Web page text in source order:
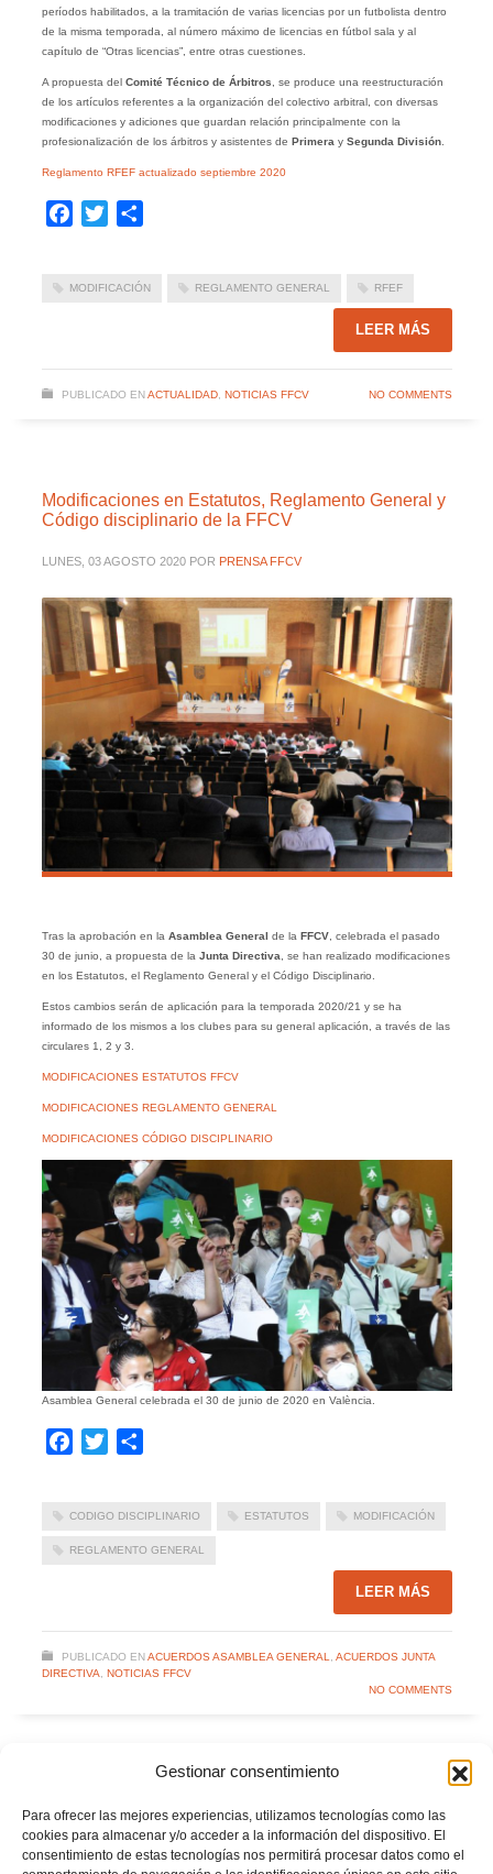
Gestionar consentimiento
Para ofrecer las mejores experiencias, utilizamos tecnologías como las
cookies para almacenar y/o acceder a la información del dispositivo. El
consentimiento de estas tecnologías nos permitirá procesar datos como el
períodos habilitados, a la tramitación de varias licencias por un futbolista dentro
de la misma temporada, al número máximo de licencias en fútbol sala y al
capítulo de “Otras licencias”, entre otras cuestiones.
A propuesta del Comité Técnico de Árbitros , se produce una reestructuración
de los artículos referentes a la organización del colectivo arbitral, con diversas
modificaciones y adiciones que guardan relación principalmente con la
profesionalización de los árbitros y asistentes de Primera y Segunda División.
Reglamento RFEF actualizado septiembre 2020
Facebook
Twitter
MODIFICACIÓN REGLAMENTO GENERAL RFEF
LEER MÁS
PUBLICADO EN ACTUALIDAD, NOTICIAS FFCV NO COMMENTS
Modificaciones en Estatutos, Reglamento General y
Código disciplinario de la FFCV
LUNES, 03 AGOSTO 2020 POR PRENSA FFCV
Tras la aprobación en la Asamblea General de la FFCV, celebrada el pasado
30 de junio, a propuesta de la Junta Directiva , se han realizado modificaciones
en los Estatutos, el Reglamento General y el Código Disciplinario.
Estos cambios serán de aplicación para la temporada 2020/21 y se ha
informado de los mismos a los clubes para su general aplicación, a través de las
circulares 1, 2 y 3.
MODIFICACIONES ESTATUTOS FFCV
MODIFICACIONES REGLAMENTO GENERAL
MODIFICACIONES CÓDIGO DISCIPLINARIO
Asamblea General celebrada el 30 de junio de 2020 en València.
Facebook
Twitter
CODIGO DISCIPLINARIO ESTATUTOS MODIFICACIÓN
REGLAMENTO GENERAL
LEER MÁS
PUBLICADO EN ACUERDOS ASAMBLEA GENERAL, ACUERDOS JUNTA
DIRECTIVA, NOTICIAS FFCV
NO COMMENTS